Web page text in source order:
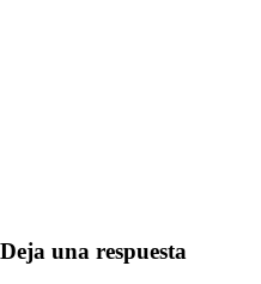
Deja una respuesta